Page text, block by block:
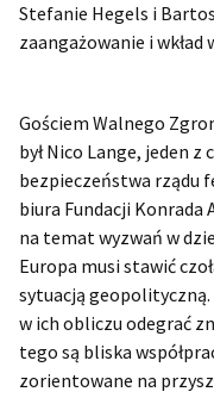
Stefanie Hegels i
zaangażowanie i wkład
Gościem Walnego
był Nico Lange, jeden z
bezpieczeństwa rządu
biura Fundacji Konrada
na temat wyzwań w
Europa musi stawić
sytuacją geopolityczną.
w ich obliczu odegrać
tego są bliska
zorientowane na